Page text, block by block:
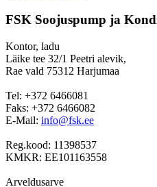
FSK Soojuspump ja
Kontor, ladu
Läike tee 32/1 Peetri alevik,
Rae vald 75312 Harjumaa
Tel: +372 6466081
Faks: +372 6466082
E-Mail: info@fsk.ee
Reg.kood: 11398537
KMKR: EE101163558
Arveldusarve